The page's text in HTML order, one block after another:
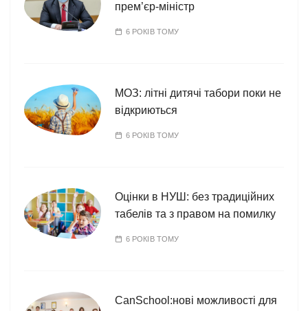
прем’єр-міністр
6 РОКІВ ТОМУ
МОЗ: літні дитячі табори поки не
відкриються
6 РОКІВ ТОМУ
Оцінки в НУШ: без традиційних
табелів та з правом на помилку
6 РОКІВ ТОМУ
CanSchool:нові можливості для